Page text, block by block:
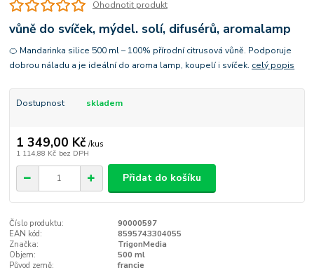
Ohodnotit produkt
vůně do svíček, mýdel. solí, difusérů, aromalamp
🍊 Mandarinka silice 500 ml – 100% přírodní citrusová vůně. Podporuje
dobrou náladu a je ideální do aroma lamp, koupelí i svíček. celý popis
Dostupnost skladem
1 349,00 Kč /kus
1 114,88 Kč bez DPH
Přidat do košíku
Číslo produktu:
90000597
EAN kód:
8595743304055
Značka:
TrigonMedia
Objem:
500 ml
Původ země:
francie